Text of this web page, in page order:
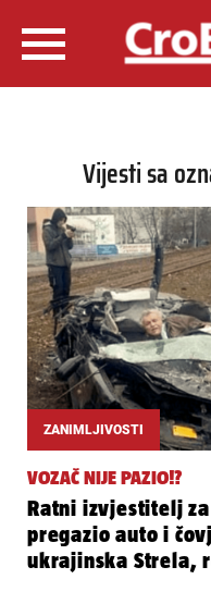
Vijesti sa
ZANIMLJIVOSTI
VOZAČ NIJE PAZIO!?
Ratni izvjestitelj
pregazio auto i
ukrajinska Strela,